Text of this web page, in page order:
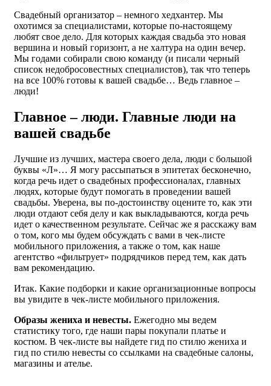
Свадебный организатор – немного хедхантер. Мы
охотимся за специалистами, которые по-настоящему
любят свое дело. Для которых каждая свадьба это новая
вершина и новый горизонт, а не халтура на один вечер.
Мы годами собирали свою команду (и писали черный
список недобросовестных специалистов), так что теперь
на все 100% готовы к вашей свадьбе… Ведь главное –
люди!
Главное – люди. Главные люди на
вашей свадьбе
Лучшие из лучших, мастера своего дела, люди с большой
буквы «Л»… Я могу рассыпаться в эпитетах бесконечно,
когда речь идет о свадебных профессионалах, главных
людях, которые будут помогать в проведении вашей
свадьбы. Уверена, вы по-достоинству оцените то, как эти
люди отдают себя делу и как выкладываются, когда речь
идет о качественном результате. Сейчас же я расскажу вам
о том, кого мы будем обсуждать с вами в чек-листе
мобильного приложения, а также о том, как наше
агентство «фильтрует» подрядчиков перед тем, как дать
вам рекомендацию.
Итак. Какие подборки и какие организационные вопросы
вы увидите в чек-листе мобильного приложения.
Образы жениха и невесты. Ежегодно мы ведем
статистику того, где наши пары покупали платье и
костюм. В чек-листе вы найдете гид по стилю жениха и
гид по стилю невесты со ссылками на свадебные салоны,
магазины и ателье.